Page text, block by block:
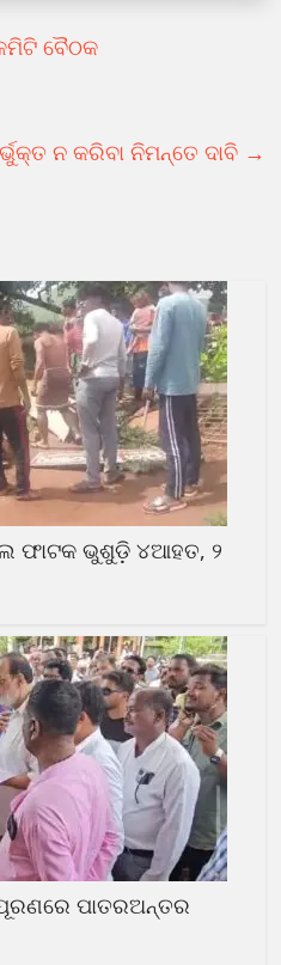
ବୈଠକ
ନ କରିବା ନିମନ୍ତେ ଦାବି →
ଫାଟକ ଭୁଶୁଡ଼ି ୪ଆହତ, ୨
ପାତରଅନ୍ତର